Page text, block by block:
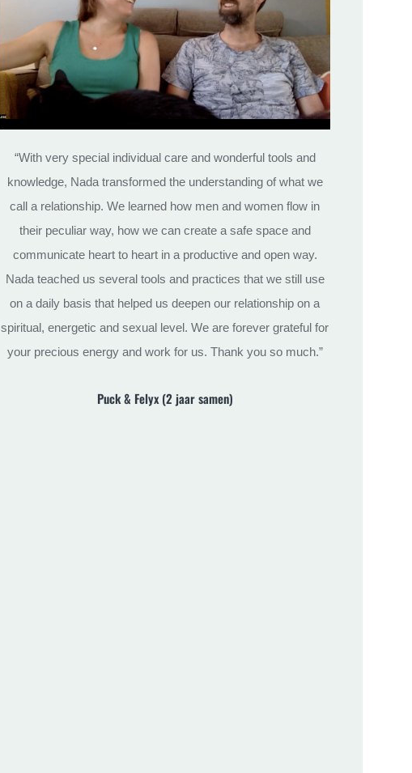
“With very special individual care and wonderful tools and
knowledge, Nada transformed the understanding of what we
call a relationship. We learned how men and women flow in
their peculiar way, how we can create a safe space and
communicate heart to heart in a productive and open way.
Nada teached us several tools and practices that we still use
on a daily basis that helped us deepen our relationship on a
spiritual, energetic and sexual level. We are forever grateful for
your precious energy and work for us. Thank you so much.”
Puck & Felyx (2 jaar samen)